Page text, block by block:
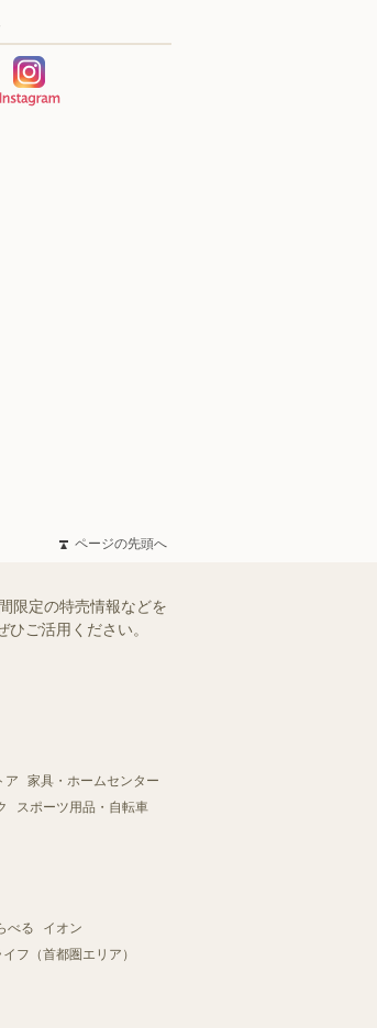
ページの先頭へ
限定の特売情報などを
ご活用ください。
ア
家具・ホームセンター
スポーツ用品・自転車
べる
イオン
イフ（首都圏エリア）